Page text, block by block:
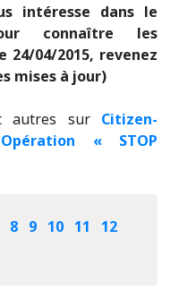
intéresse dans le
connaître les
04/2015, revenez
mises à jour)
autres sur Citizen-
Opération « STOP
8 9 10 11
12